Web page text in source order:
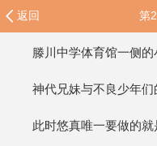
返回 第
滕川中学体育馆一侧的
神代兄妹与不良少年们
此时悠真唯一要做的就